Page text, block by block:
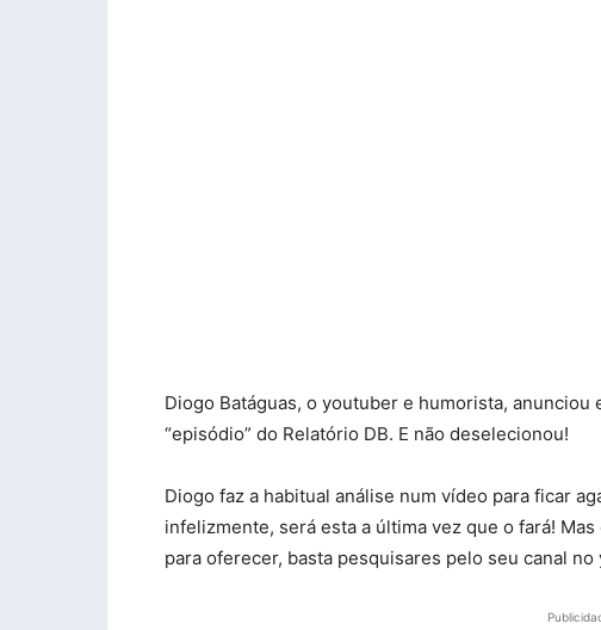
Diogo Batáguas, o youtuber e humorista,
“episódio” do Relatório DB. E não deselecionou!
Diogo faz a habitual análise num vídeo para ficar
infelizmente, será esta a última vez que o fará!
para oferecer, basta pesquisares pelo seu canal no